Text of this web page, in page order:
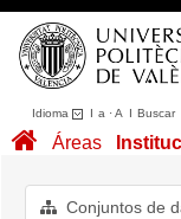
Idioma I a ·A I Buscar
Conjuntos de datos
Acerca de
Áreas
Conjuntos de